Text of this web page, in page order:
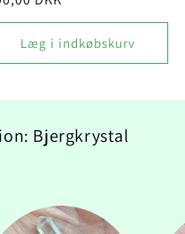
Læg i indkøbskurv
Bjergkrystal